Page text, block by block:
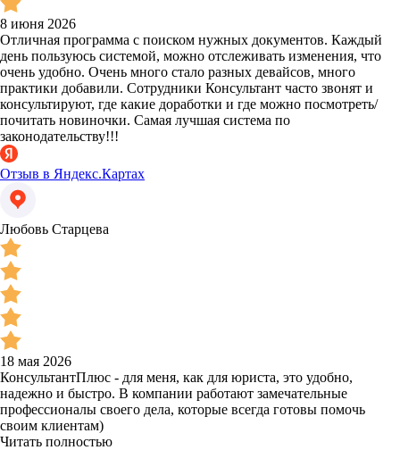
8 июня 2026
Отличная программа с поиском нужных документов. Каждый
день пользуюсь системой, можно отслеживать изменения, что
очень удобно. Очень много стало разных девайсов, много
практики добавили. Сотрудники Консультант часто звонят и
консультируют, где какие доработки и где можно посмотреть/
почитать новиночки. Самая лучшая система по
законодательству!!!
Отзыв в Яндекс.Картах
Любовь Старцева
18 мая 2026
КонсультантПлюс - для меня, как для юриста, это удобно,
надежно и быстро. В компании работают замечательные
профессионалы своего дела, которые всегда готовы помочь
своим клиентам)
Читать полностью